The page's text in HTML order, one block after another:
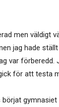
men väldigt
jag hade
var förberedd.
för att testa
börjat